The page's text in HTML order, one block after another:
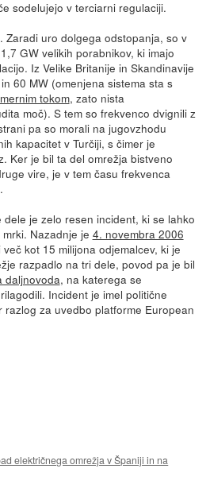
sodelujejo v terciarni regulaciji.
Zaradi uro dolgega odstopanja, so v
GW velikih porabnikov, ki imajo
Iz Velike Britanije in Skandinavije
60 MW (omenjena sistema sta s
tokom, zato nista
moč). S tem so frekvenco dvignili z
pa so morali na jugovzhodu
kapacitet v Turčiji, s čimer je
Ker je bil ta del omrežja bistveno
vire, je v tem času frekvenca
je zelo resen incident, ki se lahko
Nazadnje je 4. novembra 2006
več kot 15 milijona odjemalcev, ki je
razpadlo na tri dele, povod pa je bil
daljnovoda, na katerega se
Incident je imel politične
za uvedbo platforme European
električnega omrežja v Španiji in na